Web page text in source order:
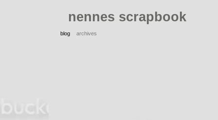
nennes scrapbook
blog archives